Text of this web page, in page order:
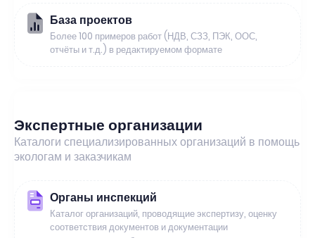
База проектов
Более 100 примеров работ (НДВ, СЗЗ, ПЭК, ООС,
отчёты и т.д.) в редактируемом формате
Экспертные организации
Каталоги специализированных организаций в помощь
экологам и заказчикам
Органы инспекций
Каталог организаций, проводящие экспертизу, оценку
соответствия документов и документации